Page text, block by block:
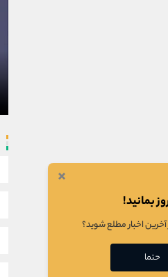
×
بمانید!
اخبار مطلع شوید؟
حتما